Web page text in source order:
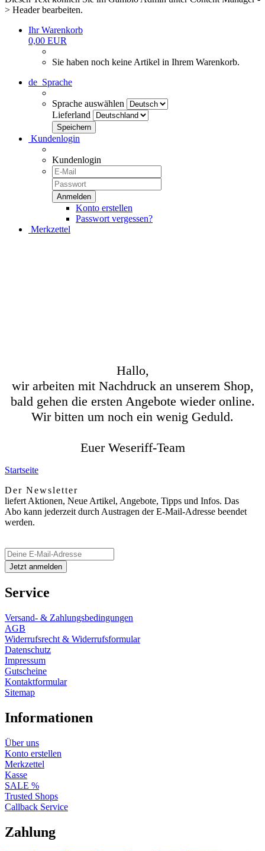
> Header bearbeiten.
Ihr Warenkorb
0,00 EUR
Sie haben noch keine Artikel in Ihrem Warenkorb.
de Sprache
Sprache auswählen
Lieferland
Kundenlogin
Kundenlogin
Konto erstellen
Passwort vergessen?
Merkzettel
Hallo,
wir arbeiten mit Nachdruck an unserem Shop,
bald gehen die ersten Angebote wieder online.
Wir bitten um noch ein wenig Geduld.
Euer Weseriff-Team
Startseite
Der Newsletter
liefert Aktionen, Neue Artikel, Angebote, Tipps und Infos. Das
Abo kann jederzeit durch Austragen der E-Mail-Adresse beendet
werden.
Service
Versand- & Zahlungsbedingungen
AGB
Widerrufsrecht & Widerrufsformular
Datenschutz
Impressum
Gutscheine
Kontaktformular
Sitemap
Informationen
Über uns
Konto erstellen
Merkzettel
Kasse
SALE %
Trusted Shops
Callback Service
Zahlung